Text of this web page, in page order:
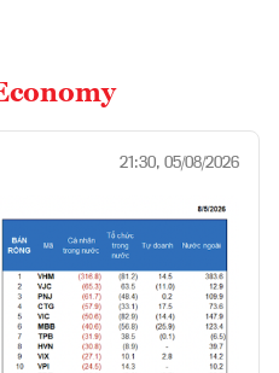
21:30, 05/08/2026